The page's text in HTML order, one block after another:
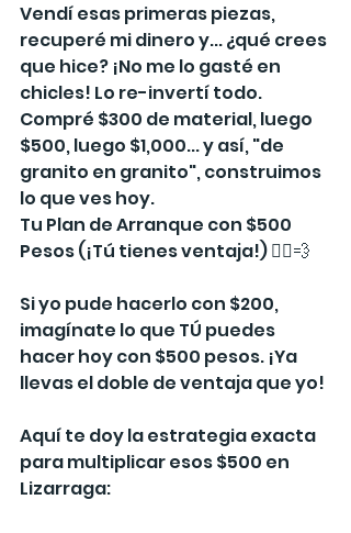
Vendí esas primeras piezas,
recuperé mi dinero y... ¿qué crees
que hice? ¡No me lo gasté en
chicles! Lo re-invertí todo.
Compré $300 de material, luego
$500, luego $1,000... y así, "de
granito en granito", construimos
lo que ves hoy.
Tu Plan de Arranque con $500
Pesos (¡Tú tienes ventaja!) 🏃‍♀️💨
Si yo pude hacerlo con $200,
imagínate lo que TÚ puedes
hacer hoy con $500 pesos. ¡Ya
llevas el doble de ventaja que yo!
Aquí te doy la estrategia exacta
para multiplicar esos $500 en
Lizarraga: